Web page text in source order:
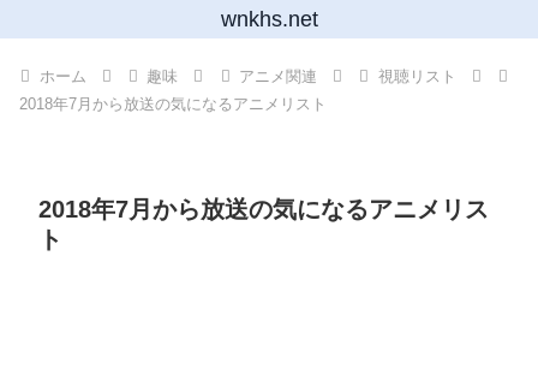
wnkhs.net
ホーム 趣味 アニメ関連
視聴リスト
2018年7月から放送の気になるアニメリスト
2018年7月から放送の気になるアニメリス
ト